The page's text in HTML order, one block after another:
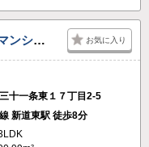
ョン お気に入り
十一条東１７丁目2-5
新道東駅 徒歩8分